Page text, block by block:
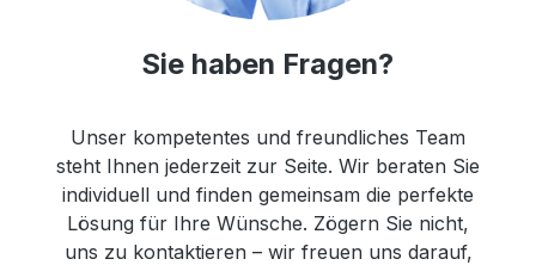
Sie haben Fragen?
Unser kompetentes und freundliches Team
steht Ihnen jederzeit zur Seite. Wir beraten Sie
individuell und finden gemeinsam die perfekte
Lösung für Ihre Wünsche. Zögern Sie nicht,
uns zu kontaktieren – wir freuen uns darauf,